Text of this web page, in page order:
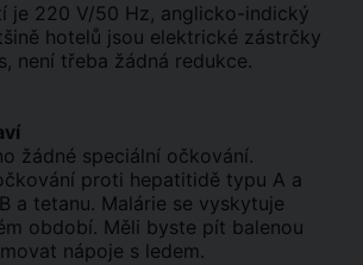
je 220 V/50 Hz, anglicko-indický
hotelů jsou elektrické zástrčky
není třeba žádná redukce.
žádné speciální očkování.
proti hepatitidě typu A a
a tetanu. Malárie se vyskytuje
období. Měli byste pít balenou
nápoje s ledem.